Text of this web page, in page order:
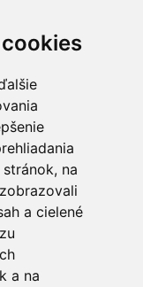
na
a cielené
a na
Cena od 3,62€